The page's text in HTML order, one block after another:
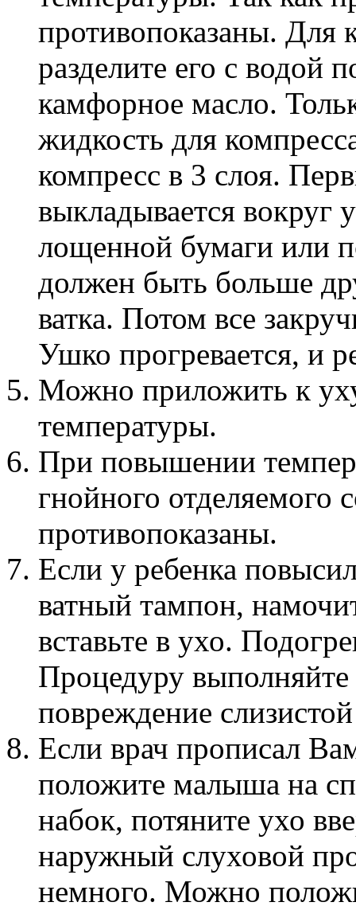
противопоказаны. Для
разделите его с водой
камфорное масло.
жидкость для
компресс в 3 слоя.
выкладывается вокруг
лощенной бумаги или
должен быть больше
ватка. Потом все
Ушко прогревается, и
Можно приложить к
температуры.
При повышении
гнойного отделяемого
противопоказаны.
Если у ребенка
ватный тампон,
вставьте в ухо.
Процедуру выполняйте
повреждение
Если врач прописал
положите малыша на
набок, потяните ухо
наружный слуховой
немного. Можно